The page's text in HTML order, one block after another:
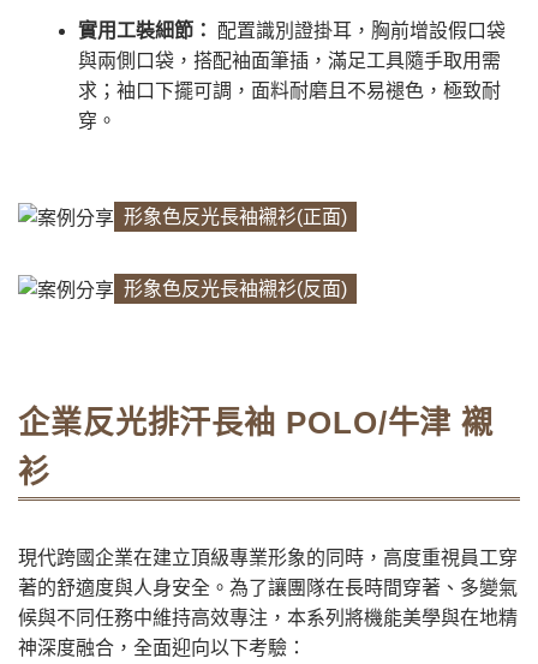
實用工裝細節：
配置識別證掛耳，胸前增設假口袋
與兩側口袋，搭配袖面筆插，滿足工具隨手取用需
求；袖口下擺可調，面料耐磨且不易褪色，極致耐
穿。
形象色反光長袖襯衫(正面)
形象色反光長袖襯衫(反面)
企業反光排汗長袖 POLO/牛津 襯
衫
現代跨國企業在建立頂級專業形象的同時，高度重視員工穿
著的舒適度與人身安全。為了讓團隊在長時間穿著、多變氣
候與不同任務中維持高效專注，本系列將機能美學與在地精
神深度融合，全面迎向以下考驗：